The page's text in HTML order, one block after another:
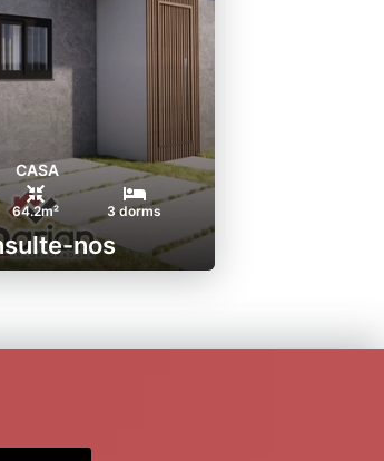
CASA
64.2m² 3 dorms
nos